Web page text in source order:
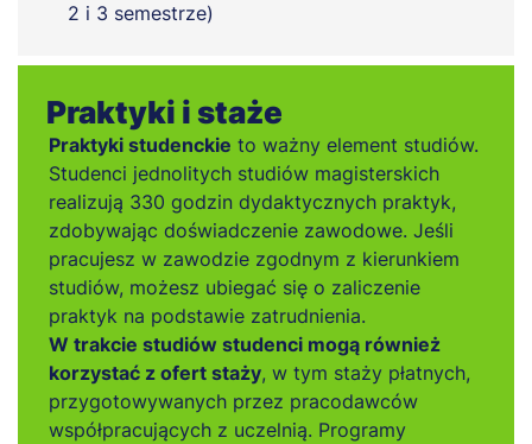
2 i 3 semestrze)
Praktyki i staże
Praktyki studenckie to ważny element studiów.
Studenci jednolitych studiów magisterskich
realizują 330 godzin dydaktycznych praktyk,
zdobywając doświadczenie zawodowe. Jeśli
pracujesz w zawodzie zgodnym z kierunkiem
studiów, możesz ubiegać się o zaliczenie
praktyk na podstawie zatrudnienia.
W trakcie studiów studenci mogą również
korzystać z ofert staży, w tym staży płatnych,
przygotowywanych przez pracodawców
współpracujących z uczelnią. Programy